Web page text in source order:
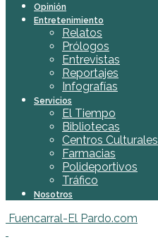
Opinión
Entretenimiento
Relatos
Prólogos
Entrevistas
Reportajes
Infografías
Servicios
El Tiempo
Bibliotecas
Centros Culturales
Farmacias
Polideportivos
Tráfico
Nosotros
Fuencarral-El Pardo.com